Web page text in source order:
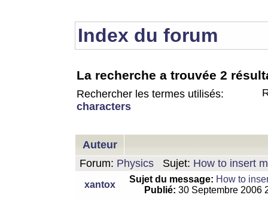
Index du forum
La recherche a trouvée 2
Rechercher les termes utilisés:
characters
Auteur
Forum: Physics Sujet: How to insert
xantox
Sujet du message: How to
Publié: 30 Septembre 2006